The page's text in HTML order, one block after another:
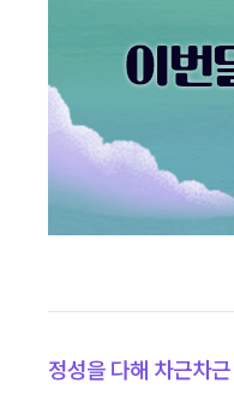
정성을 다해 차근차